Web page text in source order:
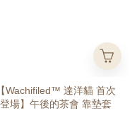
【Wachifiled™ 達洋貓 首次
登場】午後的茶會 靠墊套